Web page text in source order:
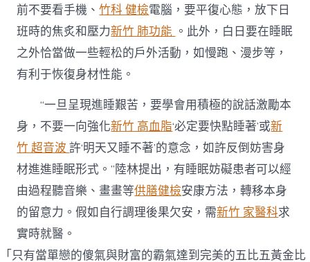
前不要看手機、竹科 健檢電腦，要平復心態，放下日
班時的焦炙和壓力新竹 肺功能 。此外，白日要在睡眠
之外恰當做一些輕松的戶外活動，如慢跑、漫步等，
有利于恢復身材性能。
“一旦呈現進睡艱苦，要學會用積極的說話激勵本
身，不要一向強化新竹 高血脂‘必定要快點睡著’或新
竹 超音波許‘明天又睡不著’的意念，如許反倒妨害身
材進進睡眠形式。”陸林提出，有睡眠妨礙患者可以經
由過程聽音樂、畫畫等供膳健檢安康方法，轉移本身
的留意力。假如自行調理後果欠安，需新竹 家醫科求
實時就醫。
「只有當單戀的傻氣與財富的霸氣達到完美的五比五黃金比